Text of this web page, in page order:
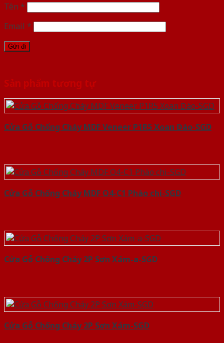
Tên *
Email *
Sản phẩm tương tự
Cửa Gỗ Chống Cháy MDF Veneer P1R5 Xoan Đào-SGD
Cửa Gỗ Chống Cháy MDF O4-C1 Phào chi-SGD
Cửa Gỗ Chống Cháy 2P Sơn Xám-a-SGD
Cửa Gỗ Chống Cháy 2P Sơn Xám-SGD